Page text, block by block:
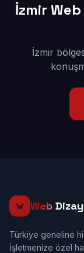
İzmir
İzmir
Web
Türkiye geneline
İşletmenize özel